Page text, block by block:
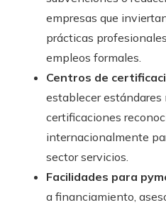
empresas que
prácticas
empleos formales.
Centros de
establecer estándares
certificaciones
internacionalmente
sector servicios.
Facilidades para
a financiamiento,